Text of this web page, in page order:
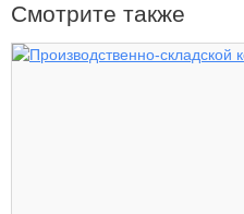
Смотрите также